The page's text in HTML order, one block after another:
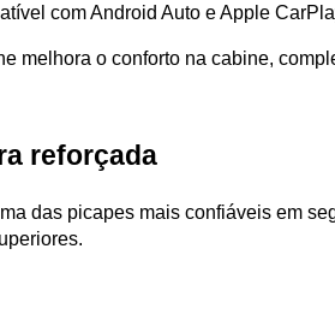
com Android Auto e Apple
melhora o conforto na cabine,
reforçada
das picapes mais confiáveis em